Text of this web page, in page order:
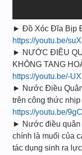
► Đồ Xóc Đĩa Bịp
https://youtu.be/
► NƯỚC ĐIỀU
KHÔNG TANG
https://youtu.be/-
► Nước Điều
trên công thức
https://youtu.be/
► Nước điều quân
chính là muối của
tác dụng sinh ra